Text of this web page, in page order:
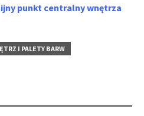
punkt centralny wnętrza
I PALETY BARW